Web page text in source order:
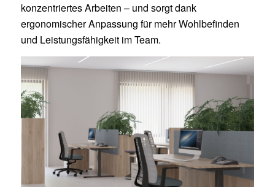
konzentriertes Arbeiten – und sorgt dank
ergonomischer Anpassung für mehr Wohlbefinden
und Leistungsfähigkeit im Team.